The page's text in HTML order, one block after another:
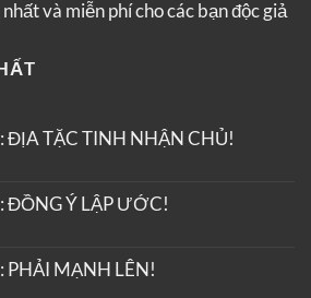
và miễn phí cho các bạn độc giả
ĐỊA TẶC TINH NHẬN CHỦ!
ĐỒNG Ý LẬP ƯỚC!
PHẢI MẠNH LÊN!